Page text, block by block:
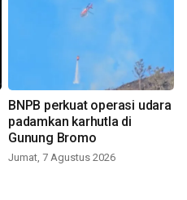
BNPB perkuat operasi udara
padamkan karhutla di
Gunung Bromo
Jumat, 7 Agustus 2026